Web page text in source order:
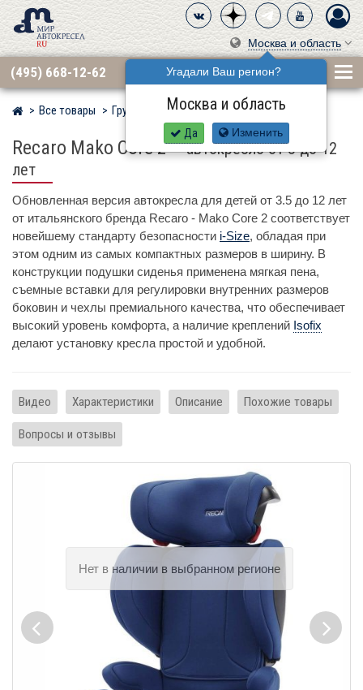
Москва и область
Угадали Ваш регион?
Москва и область
Да Изменить
(495) 668-12-62
Мир детских автокресел
Все товары Группа 2·3 (15–36 кг) RECARO
Recaro Mako Core 2–автокресло от 3 до 12
лет
Обновленная версия автокресла для детей от 3.5 до 12 лет
от итальянского бренда Recaro - Mako Core 2 соответствует
новейшему стандарту безопасности i-Size, обладая при
этом одним из самых компактных размеров в ширину. В
конструкции подушки сиденья применена мягкая пена,
съемные вставки для регулировки внутренних размеров
боковин и чехлы премиального качества, что обеспечивает
высокий уровень комфорта, а наличие креплений Isofix
делают установку кресла простой и удобной.
Видео Характеристики Описание Похожие товары
Вопросы и отзывы